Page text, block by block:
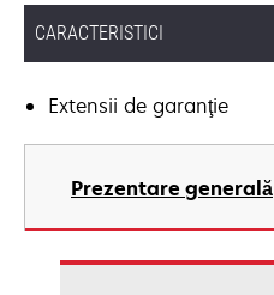
CARACTERISTICI
Extensii de garanţie
Prezentare generală